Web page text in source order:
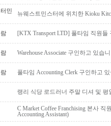
민
뉴웨스트민스터에 위치한 Kioku
[KTX Transport LTD] 풀타임 직원
Warehouse Associate 구인하고 있습
풀타임 Accounting Clerk 구인하고
랭리 식당 로드러너 주말 디셔 및
C Market Coffee Franchising 본사 직
Accounting Assistant)